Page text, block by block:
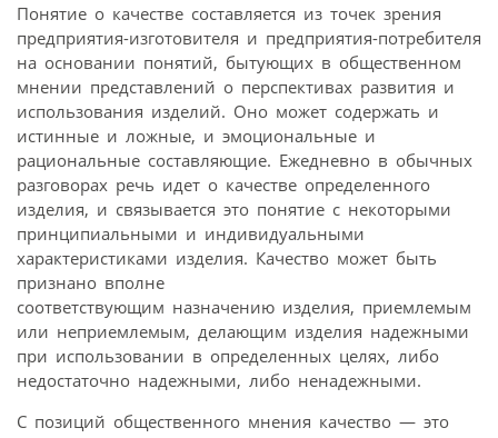
Понятие о качестве составляется из точек зрения
предприятия-изготовителя и предприятия-потребителя
на основании понятий, бытующих в общественном
мнении представлений о перспективах развития и
использования изделий. Оно может содержать и
истинные и ложные, и эмоциональные и
рациональные составляющие. Ежедневно в обычных
разговорах речь идет о качестве определенного
изделия, и связывается это понятие с некоторыми
принципиальными и индивидуальными
характеристиками изделия. Качество может быть
признано вполне
соответствующим назначению изделия, приемлемым
или неприемлемым, делающим изделия надежными
при использовании в определенных целях, либо
недостаточно надежными, либо ненадежными.
С позиций общественного мнения качество — это